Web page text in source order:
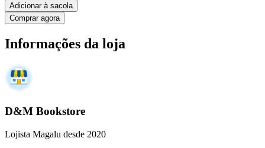
Adicionar à sacola
Comprar agora
Informações da loja
D&M Bookstore
Lojista Magalu desde 2020